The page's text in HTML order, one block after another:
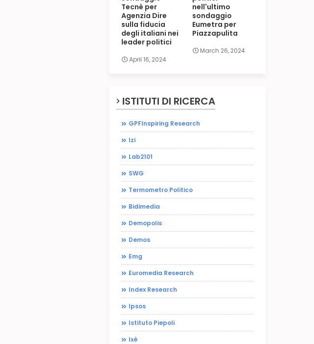
Tecnè per
Agenzia Dire
sulla fiducia
degli italiani nei
leader politici
April 16, 2024
nell'ultimo
sondaggio
Eumetra per
Piazzapulita
March 26, 2024
ISTITUTI DI RICERCA
GPFInspiring Research
Izi
Lab2101
SWG
Termometro Politico
Bidimedia
Demopolis
Demos
Emg
Euromedia Research
Index Research
Ipsos
Istituto Piepoli
Ixè